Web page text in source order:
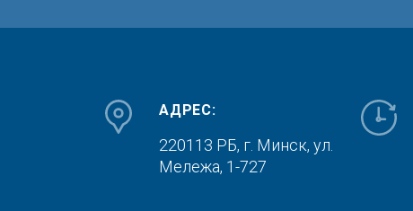
АДРЕС:
220113 РБ, г. Минск, ул.
Мележа, 1-727